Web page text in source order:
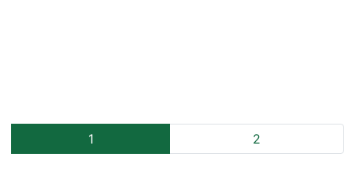
1 2